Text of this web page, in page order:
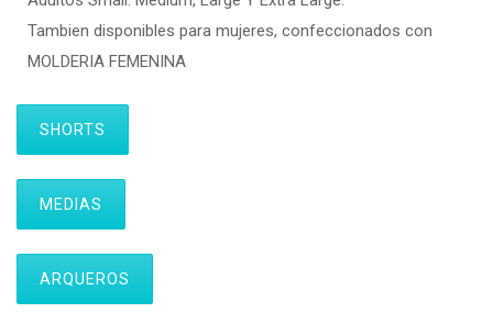
Tambien disponibles para mujeres, confeccionados con
MOLDERIA FEMENINA
SHORTS
MEDIAS
ARQUEROS